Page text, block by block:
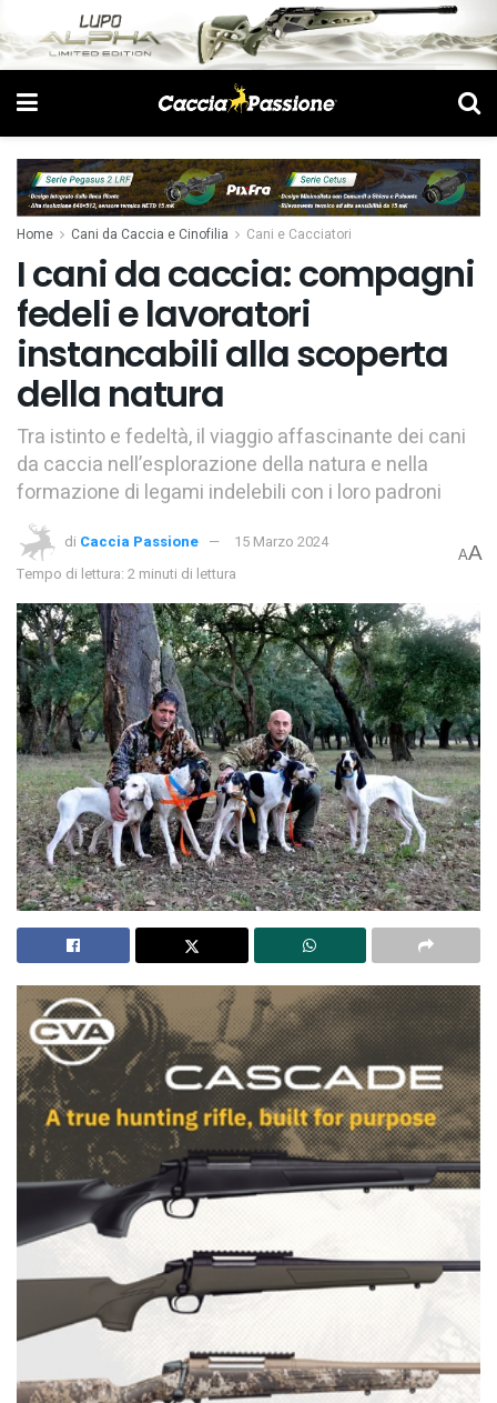
Home Cani da Caccia e Cinofilia Cani e Cacciatori
I cani da caccia: compagni
fedeli e lavoratori
instancabili alla scoperta
della natura
Tra istinto e fedeltà, il viaggio affascinante dei cani
da caccia nell’esplorazione della natura e nella
formazione di legami indelebili con i loro padroni
di Caccia Passione
15 Marzo 2024
Tempo di lettura: 2 minuti di lettura
AA